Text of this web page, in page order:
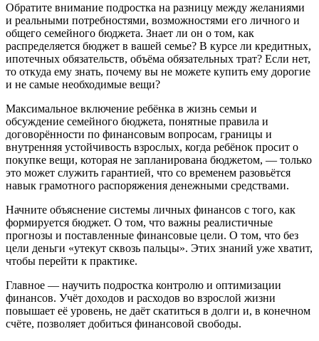
Обратите внимание подростка на разницу между желаниями
и реальными потребностями, возможностями его личного и
общего семейного бюджета. Знает ли он о том, как
распределяется бюджет в вашей семье? В курсе ли кредитных,
ипотечных обязательств, объёма обязательных трат? Если нет,
то откуда ему знать, почему вы не можете купить ему дорогие
и не самые необходимые вещи?
Максимальное включение ребёнка в жизнь семьи и
обсуждение семейного бюджета, понятные правила и
договорённости по финансовым вопросам, границы и
внутренняя устойчивость взрослых, когда ребёнок просит о
покупке вещи, которая не запланирована бюджетом, — только
это может служить гарантией, что со временем разовьётся
навык грамотного распоряжения денежными средствами.
Начните объяснение системы личных финансов с того, как
формируется бюджет. О том, что важны реалистичные
прогнозы и поставленные финансовые цели. О том, что без
цели деньги «утекут сквозь пальцы». Этих знаний уже хватит,
чтобы перейти к практике.
Главное — научить подростка контролю и оптимизации
финансов. Учёт доходов и расходов во взрослой жизни
повышает её уровень, не даёт скатиться в долги и, в конечном
счёте, позволяет добиться финансовой свободы.